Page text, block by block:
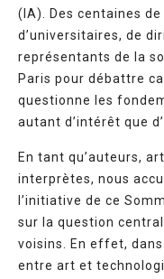
(IA). Des centaines
d’universitaires, de
représentants de la
Paris pour débattre
questionne les
autant d’intérêt que
En tant qu’auteurs,
interprètes, nous
l’initiative de ce
sur la question
voisins. En effet,
entre art et